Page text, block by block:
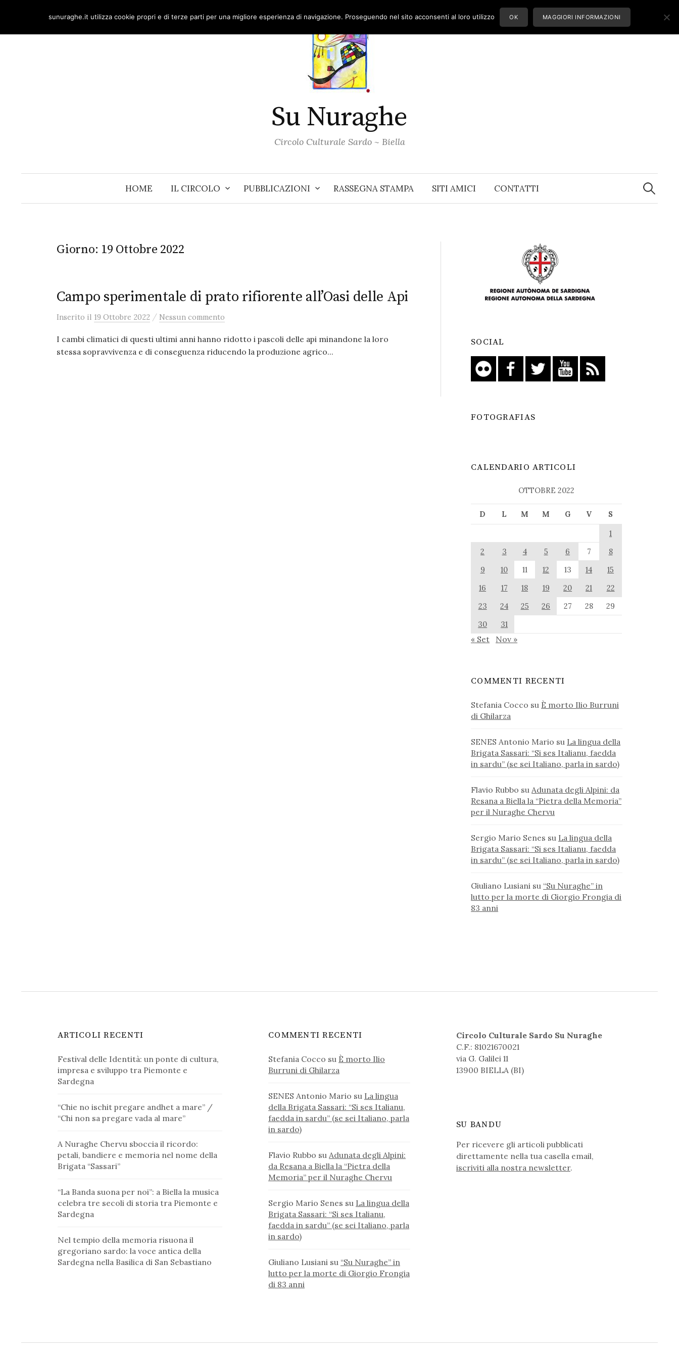
content
Su Nuraghe
Circolo Culturale Sardo ~ Biella
HOME IL CIRCOLO PUBBLICAZIONI RASSEGNA STAMPA SITI AMICI CONTATTI
Ricerca
per:
Giorno: 19 Ottobre 2022
Campo sperimentale di prato rifiorente all’Oasi delle Api
Inserito il 19 Ottobre 2022 / Nessun commento
I cambi climatici di questi ultimi anni hanno ridotto i pascoli delle api minandone la loro
stessa sopravvivenza e di conseguenza riducendo la produzione agrico...
SOCIAL
FOTOGRAFIAS
CALENDARIO ARTICOLI
OTTOBRE 2022
D L M M G V
S
1
2
3 4 5 6 7
8
9
10 11 12 13 14
15
16
17 18 19 20 21
22
23
24 25 26 27 28
29
30
31
« Set Nov »
COMMENTI RECENTI
Stefania Cocco su È morto Ilio Burruni
di Ghilarza
SENES Antonio Mario su La lingua della
Brigata Sassari: “Si ses Italianu, faedda
in sardu” (se sei Italiano, parla in sardo)
Flavio Rubbo su Adunata degli Alpini: da
Resana a Biella la “Pietra della Memoria”
per il Nuraghe Chervu
Sergio Mario Senes su La lingua della
Brigata Sassari: “Si ses Italianu, faedda
in sardu” (se sei Italiano, parla in sardo)
Giuliano Lusiani su “Su Nuraghe” in
lutto per la morte di Giorgio Frongia di
83 anni
ARTICOLI RECENTI
Festival delle Identità: un ponte di cultura,
impresa e sviluppo tra Piemonte e
Sardegna
“Chie no ischit pregare andhet a mare” /
“Chi non sa pregare vada al mare”
A Nuraghe Chervu sboccia il ricordo:
petali, bandiere e memoria nel nome della
Brigata “Sassari”
“La Banda suona per noi”: a Biella la musica
celebra tre secoli di storia tra Piemonte e
Sardegna
Nel tempio della memoria risuona il
gregoriano sardo: la voce antica della
Sardegna nella Basilica di San Sebastiano
COMMENTI RECENTI
Stefania Cocco su È morto Ilio
Burruni di Ghilarza
SENES Antonio Mario su La lingua
della Brigata Sassari: “Si ses Italianu,
faedda in sardu” (se sei Italiano, parla
in sardo)
Flavio Rubbo su Adunata degli Alpini:
da Resana a Biella la “Pietra della
Memoria” per il Nuraghe Chervu
Sergio Mario Senes su La lingua della
Brigata Sassari: “Si ses Italianu,
faedda in sardu” (se sei Italiano, parla
in sardo)
Giuliano Lusiani su “Su Nuraghe” in
lutto per la morte di Giorgio Frongia
di 83 anni
Circolo Culturale Sardo Su Nuraghe
C.F.: 81021670021
via G. Galilei 11
13900 BIELLA (BI)
SU BANDU
Per ricevere gli articoli pubblicati
direttamente nella tua casella email,
iscriviti alla nostra newsletter.
sunuraghe.it utilizza cookie propri e di terze parti per una migliore esperienza di navigazione. Proseguendo nel sito acconsenti al loro utilizzo OK MAGGIORI INFORMAZIONI